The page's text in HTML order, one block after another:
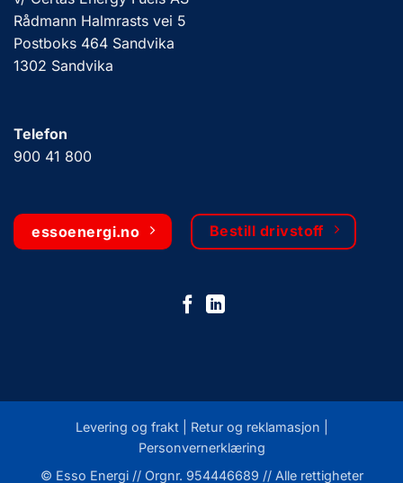
Rådmann Halmrasts vei 5
Postboks 464 Sandvika
1302 Sandvika
Telefon
900 41 800
essoenergi.no Bestill drivstoff
Levering og frakt | Retur og reklamasjon
Personvernerklæring
© Esso Energi // Orgnr. 954446689 // Alle rettigheter